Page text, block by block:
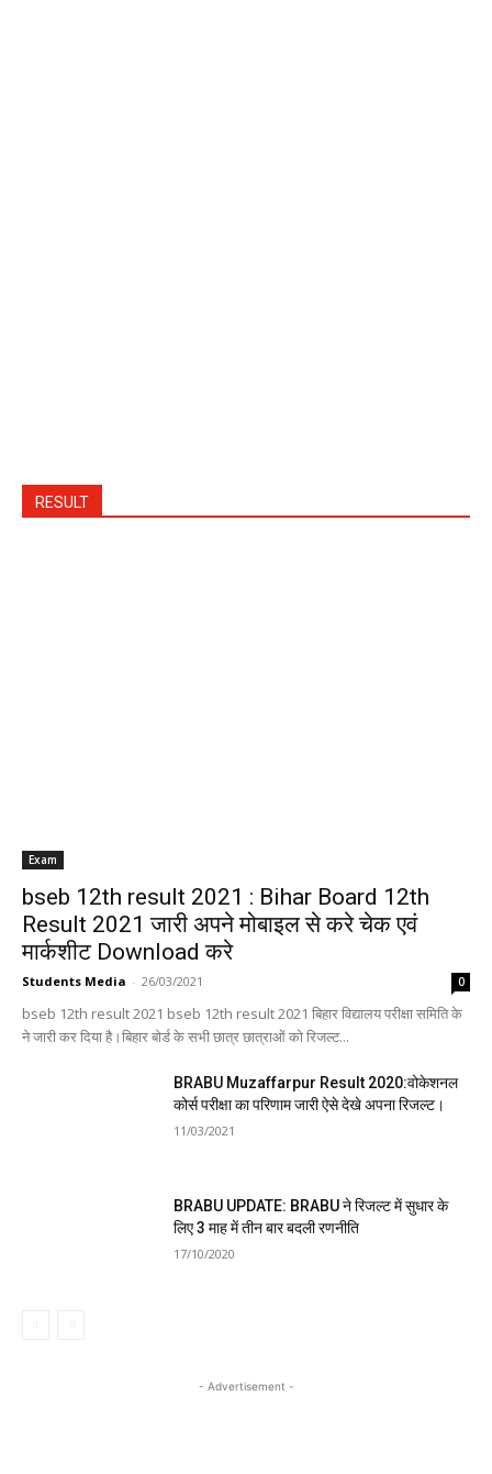
RESULT
Exam
bseb 12th result 2021 : Bihar Board 12th
Result 2021 जारी अपने मोबाइल से करे चेक एवं
मार्कशीट Download करे
Students Media - 26/03/2021 0
bseb 12th result 2021 bseb 12th result 2021 बिहार विद्यालय परीक्षा समिति के
ने जारी कर दिया है।बिहार बोर्ड के सभी छात्र छात्राओं को रिजल्ट...
BRABU Muzaffarpur Result 2020:वोकेशनल
कोर्स परीक्षा का परिणाम जारी ऐसे देखे अपना रिजल्ट।
11/03/2021
BRABU UPDATE: BRABU ने रिजल्ट में सुधार के
लिए 3 माह में तीन बार बदली रणनीति
17/10/2020
- Advertisement -